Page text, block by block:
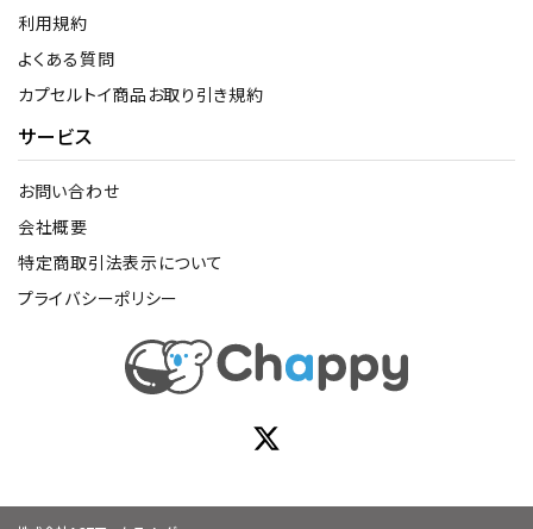
利用規約
よくある質問
カプセルトイ商品お取り引き規約
サービス
お問い合わせ
会社概要
特定商取引法表示について
プライバシーポリシー